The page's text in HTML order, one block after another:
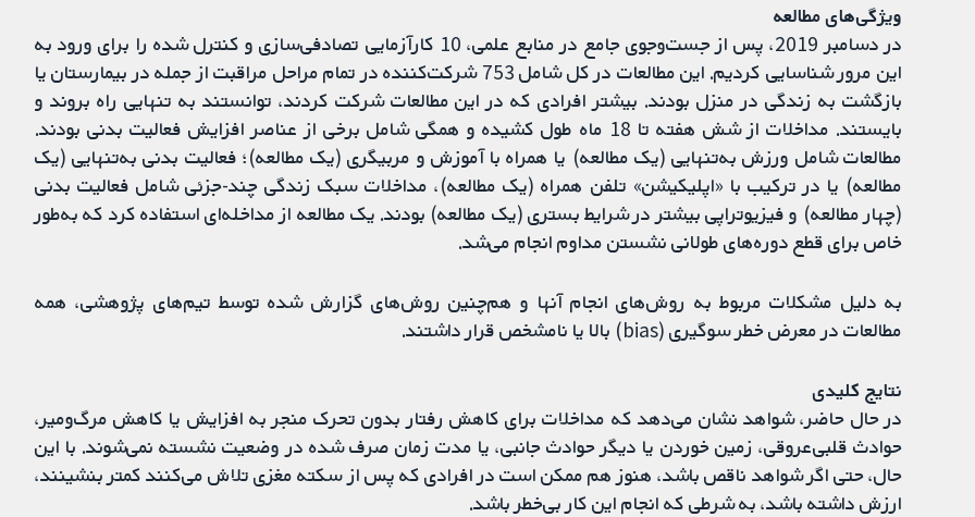
ویژگی‌های مطالعه
در دسامبر 2019، پس از جست‌وجوی جامع در منابع علمی، 10 کارآزمایی تصادفی‌سازی و کنترل شده را برای ورود به
این مرور شناسایی کردیم. این مطالعات در کل شامل 753 شرکت‌کننده در تمام مراحل مراقبت از جمله در بیمارستان یا
بازگشت به زندگی در منزل بودند. بیشتر افرادی که در این مطالعات شرکت کردند، توانستند به تنهایی راه بروند و
بایستند. مداخلات از شش هفته تا 18 ماه طول کشیده و همگی شامل برخی از عناصر افزایش فعالیت بدنی بودند.
مطالعات شامل ورزش به‌تنهایی (یک مطالعه) یا همراه با آموزش و مربیگری (یک مطالعه)؛ فعالیت بدنی به‌تنهایی (یک
مطالعه) یا در ترکیب با «اپلیکیشن» تلفن همراه (یک مطالعه)، مداخلات سبک زندگی چند-جزئی شامل فعالیت بدنی
(چهار مطالعه) و فیزیوتراپی بیشتر در شرایط بستری (یک مطالعه) بودند. یک مطالعه از مداخله‌ای استفاده کرد که به‌طور
خاص برای قطع دوره‌های طولانی نشستن مداوم انجام می‌شد.
به دلیل مشکلات مربوط به روش‌های انجام آنها و هم‌چنین روش‌های گزارش شده توسط تیم‌های پژوهشی، همه
مطالعات در معرض خطر سوگیری (bias) بالا یا نامشخص قرار داشتند.
نتایج کلیدی
در حال حاضر، شواهد نشان می‌دهد که مداخلات برای کاهش رفتار بدون تحرک منجر به افزایش یا کاهش مرگ‌ومیر،
حوادث قلبی‌عروقی، زمین خوردن یا دیگر حوادث جانبی، یا مدت زمان صرف شده در وضعیت نشسته نمی‌شوند. با این
حال، حتی اگر شواهد ناقص باشد، هنوز هم ممکن است در افرادی که پس از سکته مغزی تلاش می‌کنند کمتر بنشینند،
ارزش داشته باشد، به شرطی که انجام این کار بی‌خطر باشد.